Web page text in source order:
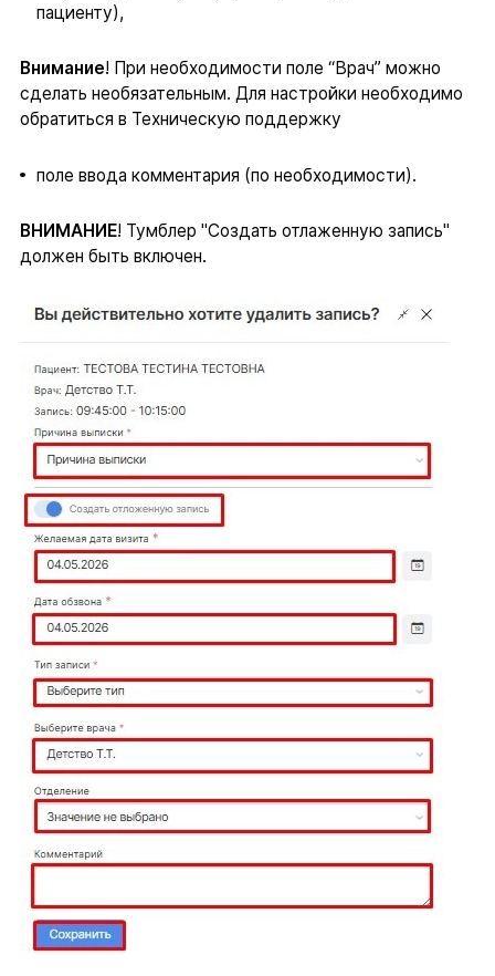
пациенту),
Внимание! При необходимости поле “Врач” можно
сделать необязательным. Для настройки необходимо
обратиться в Техническую поддержку
поле ввода комментария (по необходимости).
ВНИМАНИЕ! Тумблер "Создать отлаженную запись"
должен быть включен.